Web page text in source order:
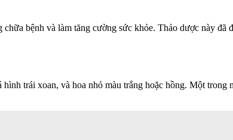
bệnh và làm tăng cường sức khỏe. Thảo dược này đã
trái xoan, và hoa nhỏ màu trắng hoặc hồng. Một